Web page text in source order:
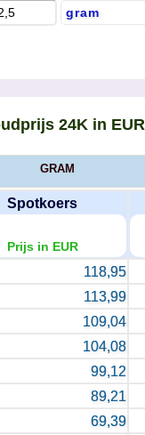
24K in EUR
GRAM
Spotkoers
Prijs in EUR
118,95
113,99
109,04
104,08
99,12
89,21
69,39